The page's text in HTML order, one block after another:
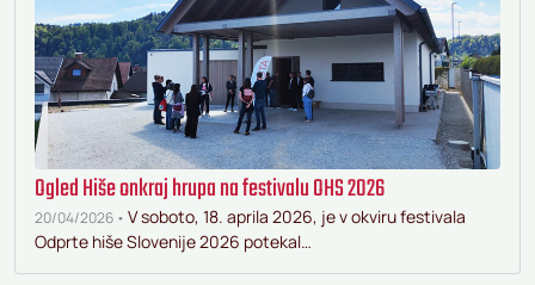
Ogled Hiše onkraj hrupa na festivalu OHS 2026
20/04/2026 • V soboto, 18. aprila 2026, je v okviru festivala
Odprte hiše Slovenije 2026 potekal…